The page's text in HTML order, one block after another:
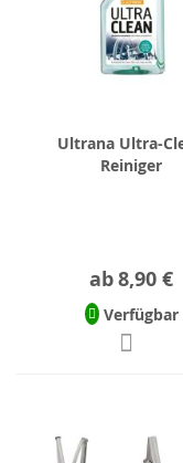
Ultrana Ultra-
Reiniger
ab8,90 €
Verfügbar